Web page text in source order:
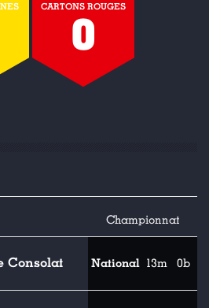
CARTONS ROUGES
0
Championnat
Consolat National 13m 0b